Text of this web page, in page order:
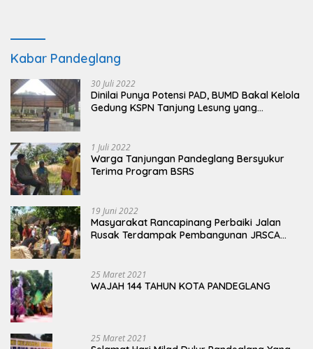
Kabar Pandeglang
30 Juli 2022
Dinilai Punya Potensi PAD, BUMD Bakal Kelola
Gedung KSPN Tanjung Lesung yang
1 Juli 2022
Warga Tanjungan Pandeglang Bersyukur
Terima Program BSRS
19 Juni 2022
Masyarakat Rancapinang Perbaiki Jalan
Rusak Terdampak Pembangunan JRSCA
25 Maret 2021
WAJAH 144 TAHUN KOTA PANDEGLANG
25 Maret 2021